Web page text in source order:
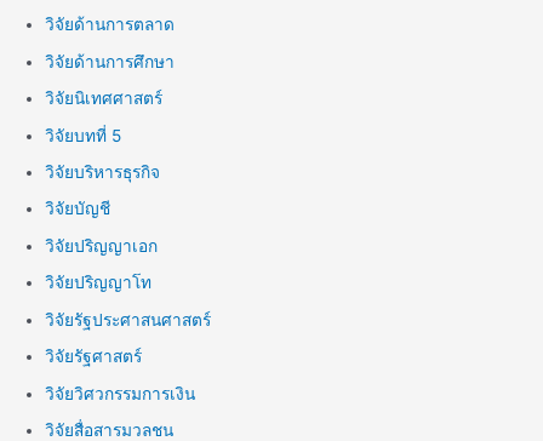
วิจัยด้านการตลาด
วิจัยด้านการศึกษา
วิจัยนิเทศศาสตร์
วิจัยบทที่ 5
วิจัยบริหารธุรกิจ
วิจัยบัญชี
วิจัยปริญญาเอก
วิจัยปริญญาโท
วิจัยรัฐประศาสนศาสตร์
วิจัยรัฐศาสตร์
วิจัยวิศวกรรมการเงิน
วิจัยสื่อสารมวลชน